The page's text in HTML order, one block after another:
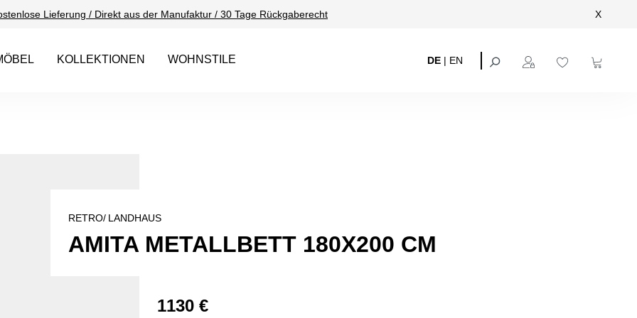
Lieferung / Direkt aus der Manufaktur / 30 Tage Rückgaberecht X
KOLLEKTIONEN WOHNSTILE DE | EN
RETRO/ LANDHAUS
AMITA METALLBETT 180X200 CM
1130 €